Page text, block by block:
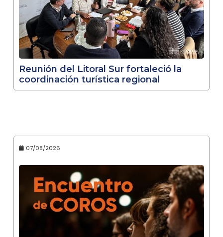
Reunión del Litoral Sur fortaleció la
coordinación turística regional
07/08/2026